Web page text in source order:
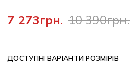
7 273грн. 10 390грн.
ДОСТУПНІ ВАРІАНТИ РОЗМІРІВ